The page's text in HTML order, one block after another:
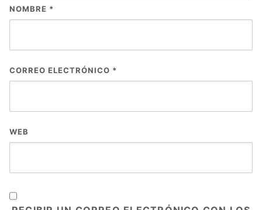
NOMBRE *
CORREO ELECTRÓNICO *
WEB